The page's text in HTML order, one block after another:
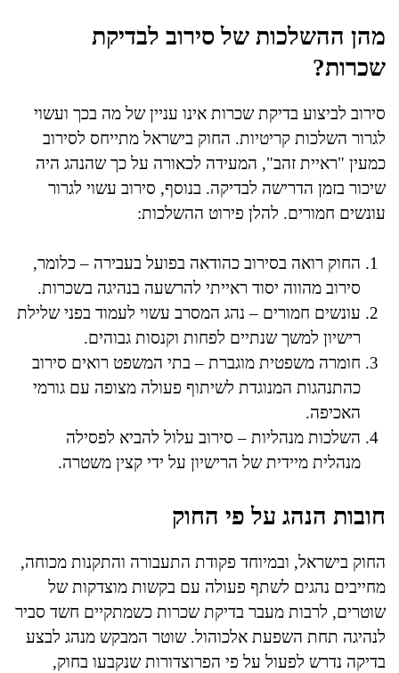
מהן ההשלכות של סירוב לבדיקת
שכרות?
סירוב לביצוע בדיקת שכרות אינו עניין של מה בכך ועשוי
לגרור השלכות קריטיות. החוק בישראל מתייחס לסירוב
כמעין "ראיית זהב", המעידה לכאורה על כך שהנהג היה
שיכור בזמן הדרישה לבדיקה. בנוסף, סירוב עשוי לגרור
עונשים חמורים. להלן פירוט ההשלכות:
החוק רואה בסירוב כהודאה בפועל בעבירה – כלומר,
סירוב מהווה יסוד ראייתי להרשעה בנהיגה בשכרות.
עונשים חמורים – נהג המסרב עשוי לעמוד בפני שלילת
רישיון למשך שנתיים לפחות וקנסות גבוהים.
חומרה משפטית מוגברת – בתי המשפט רואים סירוב
כהתנהגות המנוגדת לשיתוף פעולה מצופה עם גורמי
האכיפה.
השלכות מנהליות – סירוב עלול להביא לפסילה
מנהלית מיידית של הרישיון על ידי קצין משטרה.
חובות הנהג על פי החוק
החוק בישראל, ובמיוחד פקודת התעבורה והתקנות מכוחה,
מחייבים נהגים לשתף פעולה עם בקשות מוצדקות של
שוטרים, לרבות מעבר בדיקת שכרות כשמתקיים חשד סביר
לנהיגה תחת השפעת אלכוהול. שוטר המבקש מנהג לבצע
בדיקה נדרש לפעול על פי הפרוצדורות שנקבעו בחוק,